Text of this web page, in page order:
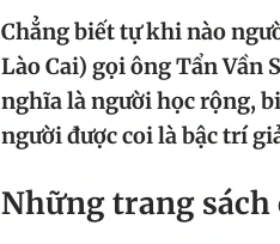
Chẳng biết tự khi nào
Lào Cai) gọi ông Tẩn Vần
nghĩa là người học rộng,
người được coi là bậc trí
Những trang sách